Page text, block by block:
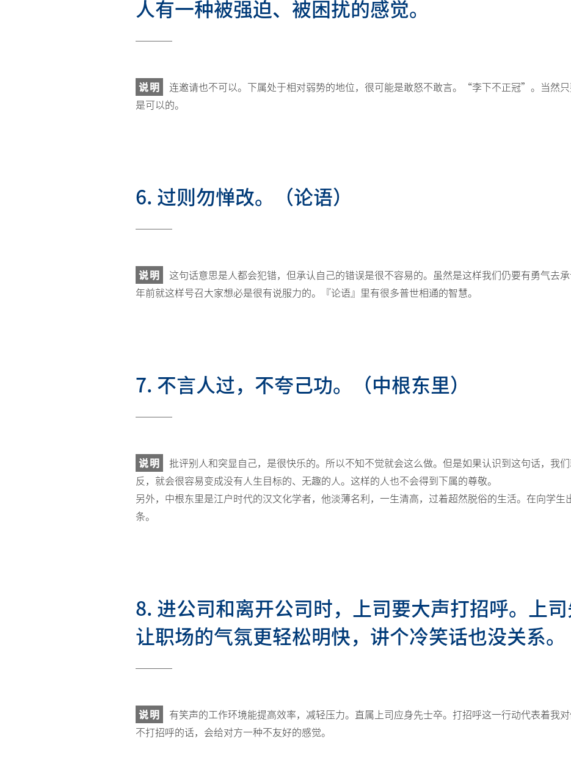
人有一种被强迫、被困扰的感觉。
说明
连邀请也不可以。下属处于相对弱势的地位，很可能是敢怒不敢言。“李下不正冠”。当然
是可以的。
6. 过则勿惮改。（论语）
说明
这句话意思是人都会犯错，但承认自己的错误是很不容易的。虽然是这样我们仍要有勇气去
年前就这样号召大家想必是很有说服力的。『论语』里有很多普世相通的智慧。
7. 不言人过，不夸己功。（中根东里）
说明
批评别人和突显自己，是很快乐的。所以不知不觉就会这么做。但是如果认识到这句话，我
反，就会很容易变成没有人生目标的、无趣的人。这样的人也不会得到下属的尊敬。
另外，中根东里是江户时代的汉文化学者，他淡薄名利，一生清高，过着超然脱俗的生活。在向学
条。
8. 进公司和离开公司时，上司要大声打招呼。上
让职场的气氛更轻松明快，讲个冷笑话也没关系。
说明
有笑声的工作环境能提高效率，减轻压力。直属上司应身先士卒。打招呼这一行动代表着我对
不打招呼的话，会给对方一种不友好的感觉。